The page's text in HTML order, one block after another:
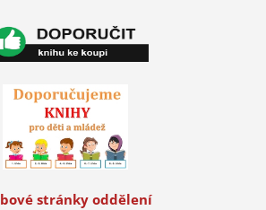
stránky oddělení